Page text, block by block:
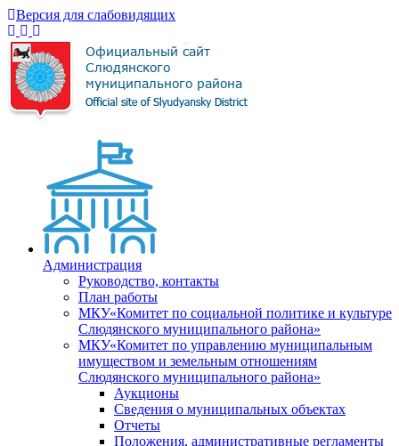
Версия для слабовидящих
Администрация
Руководство, контакты
План работы
МКУ«Комитет по социальной политике и культуре
Слюдянского муниципального района»
МКУ«Комитет по управлению муниципальным
имуществом и земельным отношениям
Слюдянского муниципального района»
Аукционы
Сведения о муниципальных объектах
Отчеты
Положения, административные регламенты